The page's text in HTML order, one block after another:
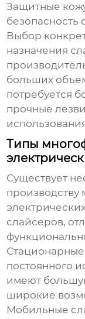
Защитные
безопасность
Выбор
назначения
больших
потребуется
прочные
Типы
Существует
слайсеров,
постоянного
имеют
широкие
Мобильные